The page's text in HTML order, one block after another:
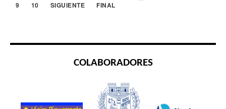
9
10 SIGUIENTE FINAL
COLABORADORES